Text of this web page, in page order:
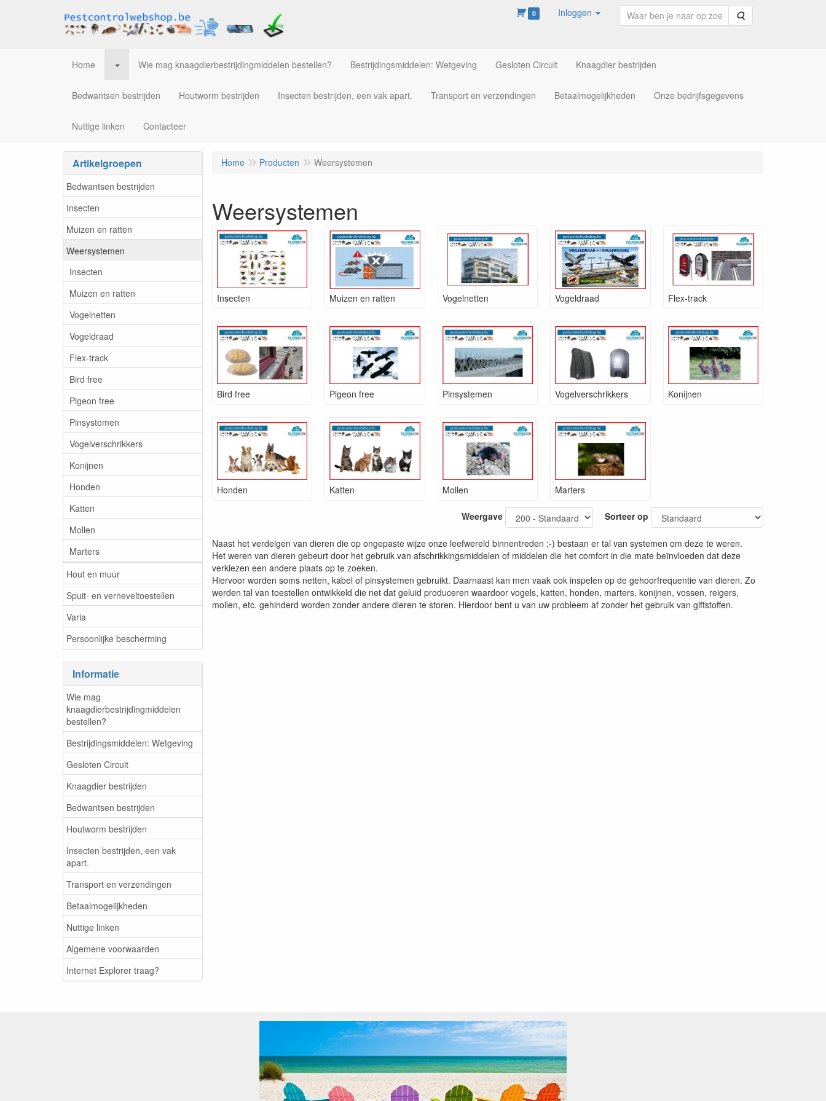
0 Inloggen Zoeken
Home Wie mag knaagdierbestrijdingmiddelen bestellen? Bestrijdingsmiddelen: Wetgeving Gesloten Circuit Knaagdier bestrijden
Bedwantsen bestrijden Houtworm bestrijden Insecten bestrijden, een vak apart. Transport en verzendingen Betaalmogelijkheden Onze bedrijfsgegevens
Nuttige linken Contacteer
Artikelgroepen
Bedwantsen bestrijden
Insecten
Muizen en ratten
Weersystemen
Insecten
Muizen en ratten
Vogelnetten
Vogeldraad
Flex-track
Bird free
Pigeon free
Pinsystemen
Vogelverschrikkers
Konijnen
Honden
Katten
Mollen
Marters
Hout en muur
Spuit- en verneveltoestellen
Varia
Persoonlijke bescherming
Informatie
Wie mag
knaagdierbestrijdingmiddelen
bestellen?
Bestrijdingsmiddelen: Wetgeving
Gesloten Circuit
Knaagdier bestrijden
Bedwantsen bestrijden
Houtworm bestrijden
Insecten bestrijden, een vak
apart.
Transport en verzendingen
Betaalmogelijkheden
Nuttige linken
Algemene voorwaarden
Internet Explorer traag?
Home Producten Weersystemen
Weersystemen
Insecten Muizen en ratten Vogelnetten Vogeldraad Flex-track
Bird free Pigeon free Pinsystemen Vogelverschrikkers Konijnen
Honden Katten Mollen Marters
Weergave Sorteer op
Naast het verdelgen van dieren die op ongepaste wijze onze leefwereld binnentreden ;-) bestaan er tal van systemen om deze te weren.
Het weren van dieren gebeurt door het gebruik van afschrikkingsmiddelen of middelen die het comfort in die mate beïnvloeden dat deze
verkiezen een andere plaats op te zoeken.
Hiervoor worden soms netten, kabel of pinsystemen gebruikt. Daarnaast kan men vaak ook inspelen op de gehoorfrequentie van dieren. Zo
werden tal van toestellen ontwikkeld die net dat geluid produceren waardoor vogels, katten, honden, marters, konijnen, vossen, reigers,
mollen, etc. gehinderd worden zonder andere dieren te storen. Hierdoor bent u van uw probleem af zonder het gebruik van giftstoffen.